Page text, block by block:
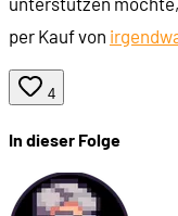
per Kauf von
4
In dieser Folge